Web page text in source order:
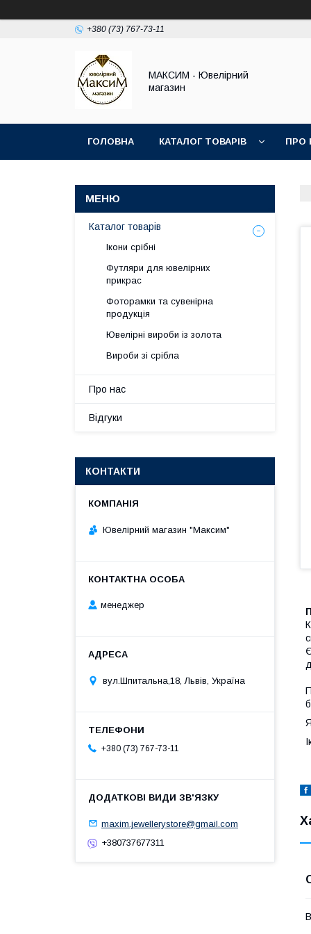
+380 (73) 767-73-11
МАКСИМ - Ювелірний
магазин
ГОЛОВНА КАТАЛОГ ТОВАРІВ ПРО
Каталог товарів
Ікони срібні
Футляри для ювелірних
прикрас
Фоторамки та сувенірна
продукція
Ювелірні вироби із золота
Вироби зі срібла
Про нас
Відгуки
КОНТАКТИ
Ювелірний магазин "Максим"
менеджер
вул.Шпитальна,18, Львів, Україна
+380 (73) 767-73-11
maxim.jewellerystore@gmail.com
+380737677311